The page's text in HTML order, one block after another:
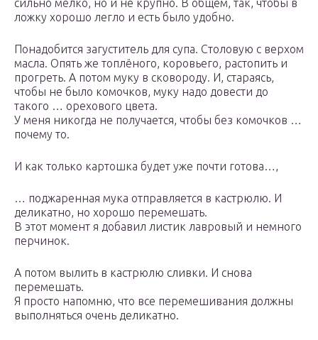
сильно мелко, но и не крупно. В общем, так, чтобы в
ложку хорошо легло и есть было удобно.
Понадобится загуститель для супа. Столовую с верхом
масла. Опять же топлёного, коровьего, растопить и
прогреть. А потом муку в сковороду. И, стараясь,
чтобы не было комочков, муку надо довести до
такого … орехового цвета.
У меня никогда не получается, чтобы без комочков …
почему то.
И как только картошка будет уже почти готова…,
… поджаренная мука отправляется в кастрюлю. И
деликатно, но хорошо перемешать.
В этот момент я добавил листик лавровый и немного
перчинок.
А потом вылить в кастрюлю сливки. И снова
перемешать.
Я просто напомню, что все перемешивания должны
выполняться очень деликатно.